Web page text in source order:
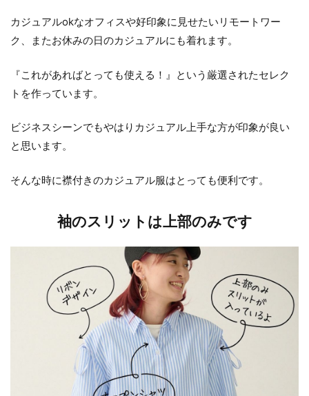
カジュアルokなオフィスや好印象に見せたいリモートワー
ク、またお休みの日のカジュアルにも着れます。
『これがあればとっても使える！』という厳選されたセレク
トを作っています。
ビジネスシーンでもやはりカジュアル上手な方が印象が良い
と思います。
そんな時に襟付きのカジュアル服はとっても便利です。
袖のスリットは上部のみです